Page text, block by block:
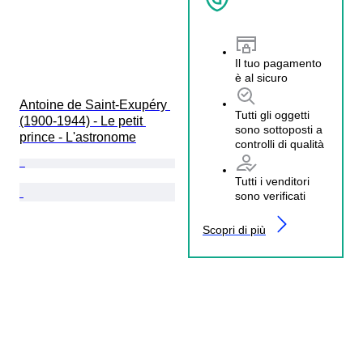
Il tuo pagamento
è al sicuro
Tutti gli oggetti
sono sottoposti a
controlli di qualità
Tutti i venditori
sono verificati
Scopri di più
Antoine de Saint-Exupéry
(1900-1944) - Le petit
prince - L'astronome